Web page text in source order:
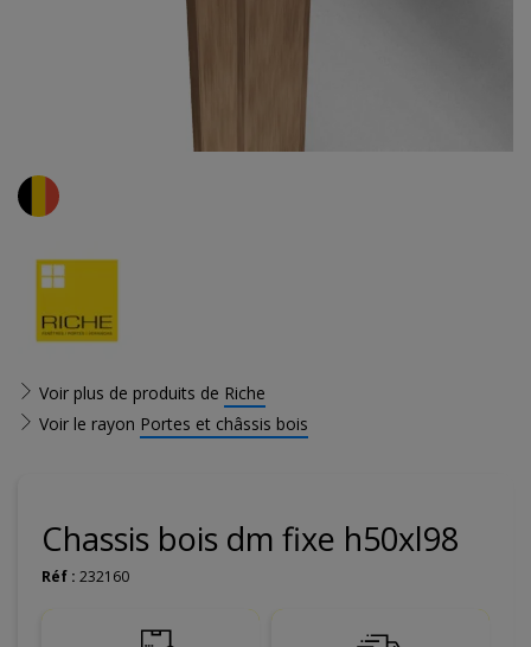
Voir plus de produits de Riche
Voir le rayon Portes et châssis bois
Chassis bois dm fixe h50xl98
Réf : 232160